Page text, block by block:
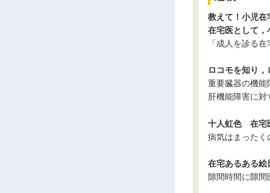
教えて！小児
在宅医として，
「成人を診る
ロコモを知り
重要臓器の機能
肝機能障害に
十人虹色 在宅
病気はまったく
在宅あるある
隙間時間に隙